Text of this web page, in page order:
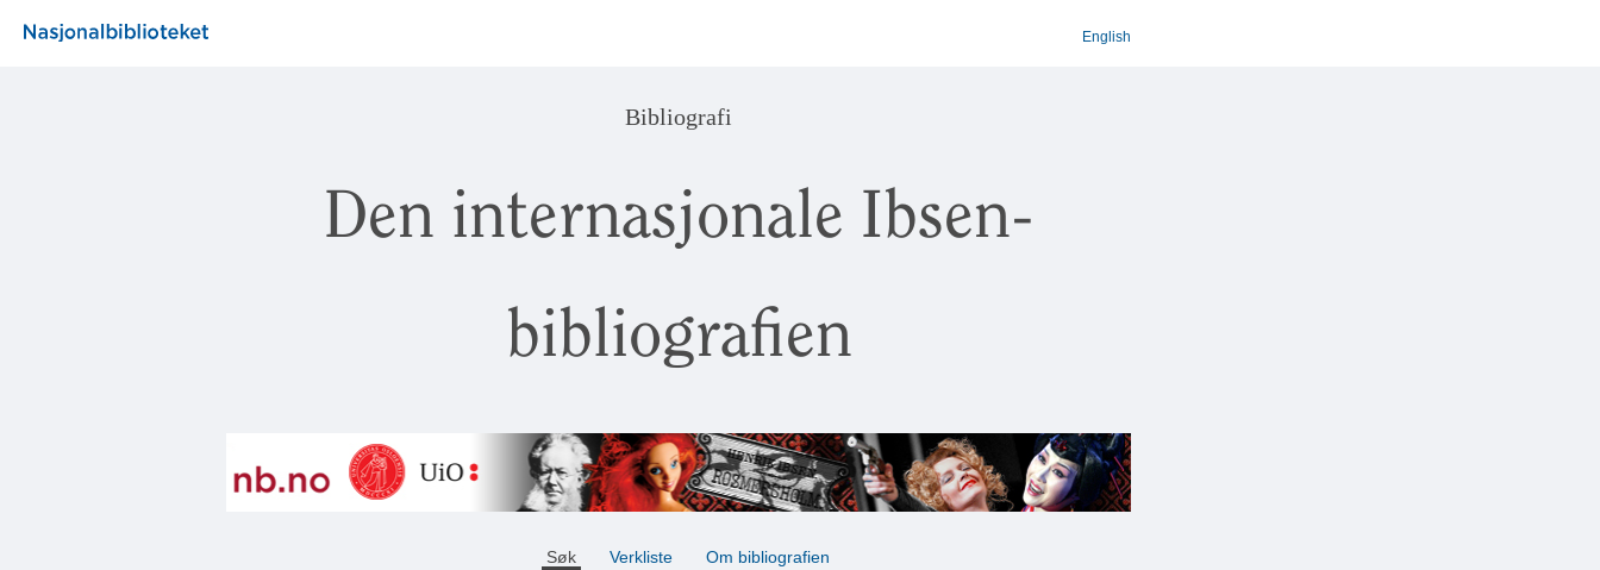
English
Bibliografi
Den internasjonale Ibsen-
bibliografien
Søk Verkliste Om bibliografien